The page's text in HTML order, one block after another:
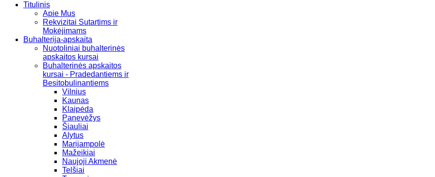
Titulinis
Apie Mus
Rekvizitai Sutartims ir
Mokėjimams
Buhalterija-apskaita
Nuotoliniai buhalterinės
apskaitos kursai
Buhalterinės apskaitos
kursai - Pradedantiems ir
Besitobulinantiems
Vilnius
Kaunas
Klaipėda
Panevėžys
Šiauliai
Alytus
Marijampolė
Mažeikiai
Naujoji Akmenė
Telšiai